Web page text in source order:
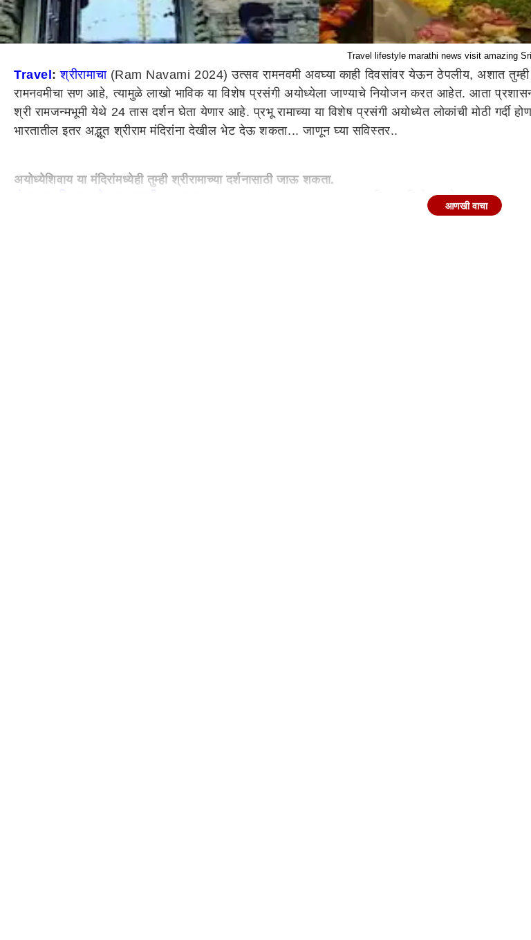
Travel lifestyle marathi news visit amazing
Travel :श्रीरामाचा(Ram Navami 2024) उत्सव रामनवमी अवघ्या काही दिवसांवर येऊन ठेपलीय, अशात तुम्ही
रामनवमीचा सण आहे, त्यामुळे लाखो भाविक या विशेष प्रसंगी अयोध्येला जाण्याचे नियोजन करत आहेत. आता
श्री रामजन्मभूमी येथे 24 तास दर्शन घेता येणार आहे. प्रभू रामाच्या या विशेष प्रसंगी अयोध्येत लोकांची मोठी गर्दी
भारतातील इतर अद्भूत श्रीराम मंदिरांना देखील भेट देऊ शकता... जाणून घ्या सविस्तर..
अयोध्येशिवाय या मंदिरांमध्येही तुम्ही श्रीरामाच्या दर्शनासाठी जाऊ शकता.
(Ram Navami 2024) उत्सव रामनवमी साजरी होत आहे. प्रशासनाच्या
आशा प्रशासनाने व्यक्त केली आहे. त्यामुळे गर्दी व्यवस्थापनासाठी सर्व तयारी सुरू आहे. तुम्हीही रामनवमीला
आणखी वाचा